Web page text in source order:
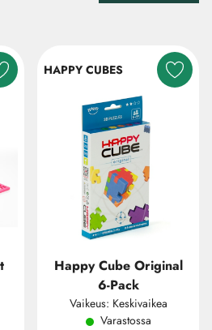
HAPPY CUBES
Happy Cube Original
6-Pack
Vaikeus: Keskivaikea
Varastossa